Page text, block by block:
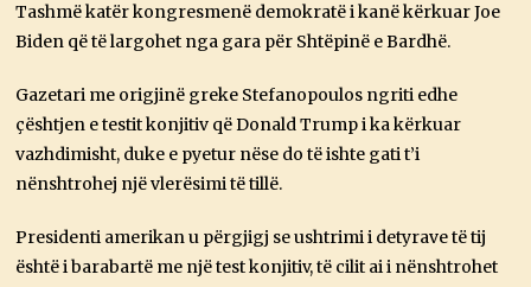
Tashmë katër kongresmenë demokratë i kanë kërkuar Joe
Biden që të largohet nga gara për Shtëpinë e Bardhë.
Gazetari me origjinë greke Stefanopoulos ngriti edhe
çështjen e testit konjitiv që Donald Trump i ka kërkuar
vazhdimisht, duke e pyetur nëse do të ishte gati t’i
nënshtrohej një vlerësimi të tillë.
Presidenti amerikan u përgjigj se ushtrimi i detyrave të tij
është i barabartë me një test konjitiv, të cilit ai i nënshtrohet